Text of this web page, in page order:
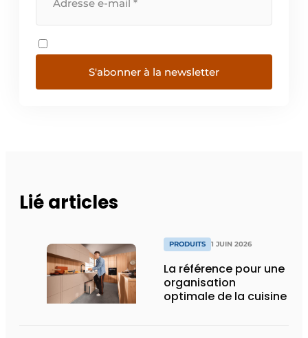
S'abonner à la newsletter
Lié articles
PRODUITS 1 JUIN 2026
La référence pour une
organisation
optimale de la cuisine